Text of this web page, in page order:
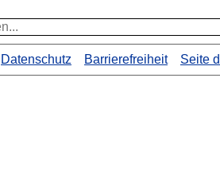
Datenschutz Barrierefreiheit Seite